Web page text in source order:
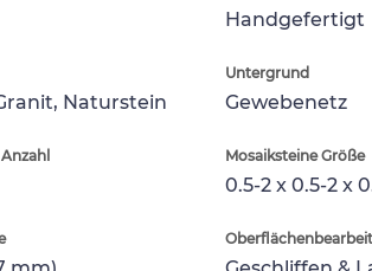
Handgefertigt
Naturstein
Untergrund
Gewebenetz
Mosaiksteine Größe
0.5-2 x 0.5-2 x